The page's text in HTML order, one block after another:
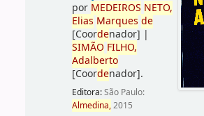
por MEDEIROS NETO,
Elias Marques de
[Coordenador] |
SIMÃO FILHO,
Adalberto
[Coordenador].
Editora:São Paulo:
Almedina,2015